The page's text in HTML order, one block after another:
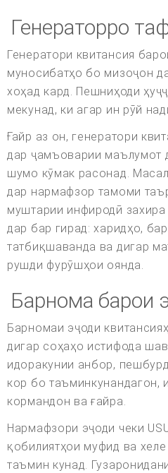
Генераторро
Генератори квитансия
муносибатҳо бо мизоҷон
хоҳад кард. Пешниҳоди
мекунад, ки агар ин рӯй
Ғайр аз он, генератори
дар ҷамъоварии маълумот
шумо кӯмак расонад.
дар нармафзор тамоми
муштарии инфиродӣ
дар бар гирад: харидҳо,
татбиқшаванда ва дигар
рушди фурӯшҳои оянда.
Барнома барои
Барномаи эҷоди
дигар соҳаҳо истифода
идоракунии анбор,
кор бо таъминкунандагон,
кормандон ва ғайра.
Нармафзори эҷоди чеки
қобилиятҳои муфид ва
таъмин кунад.